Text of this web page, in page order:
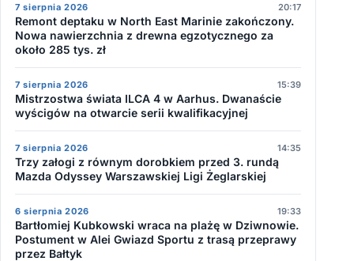
7 sierpnia 2026 20:17
Remont deptaku w North East Marinie zakończony.
Nowa nawierzchnia z drewna egzotycznego za
około 285 tys. zł
7 sierpnia 2026 15:39
Mistrzostwa świata ILCA 4 w Aarhus. Dwanaście
wyścigów na otwarcie serii kwalifikacyjnej
7 sierpnia 2026 14:35
Trzy załogi z równym dorobkiem przed 3. rundą
Mazda Odyssey Warszawskiej Ligi Żeglarskiej
6 sierpnia 2026 19:33
Bartłomiej Kubkowski wraca na plażę w Dziwnowie.
Postument w Alei Gwiazd Sportu z trasą przeprawy
przez Bałtyk